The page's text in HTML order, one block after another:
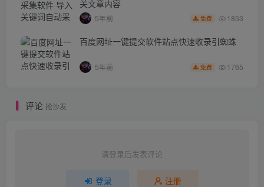
关文章内容
5年前 免费 1853
百度网址一键提交软件站点快速收录引蜘蛛
5年前 免费 1765
评论 抢沙发
请登录后发表评论
登录 注册